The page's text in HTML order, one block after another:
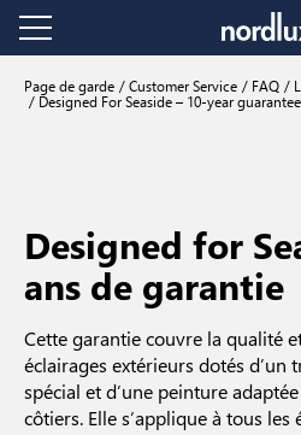
Page de garde Customer Service FAQ
Designed For Seaside – 10-year guarantee
Designed for
ans de garantie
Cette garantie couvre la qualité
éclairages extérieurs dotés d’un
spécial et d’une peinture
côtiers. Elle s’applique à tous